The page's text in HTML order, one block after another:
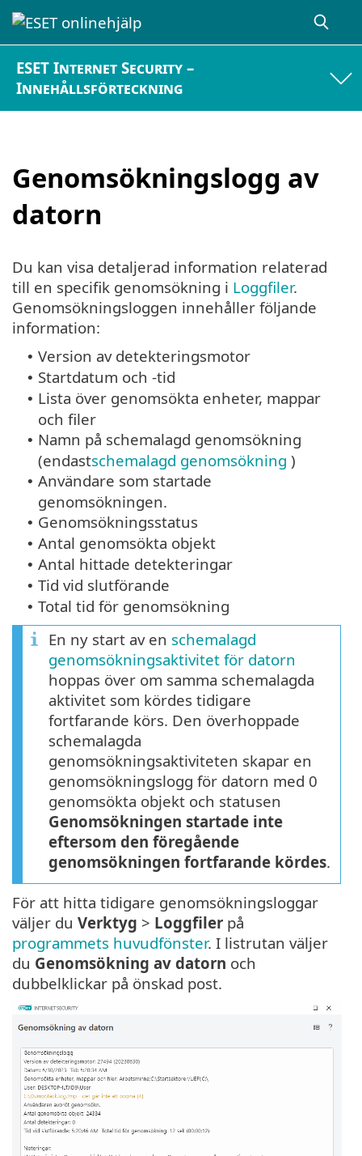
ESET Internet Security –
Innehållsförteckning
Genomsökningslogg av
datorn
Du kan visa detaljerad information relaterad
till en specifik genomsökning i Loggfiler.
Genomsökningsloggen innehåller följande
information:
• Version av detekteringsmotor
• Startdatum och -tid
• Lista över genomsökta enheter, mappar
och filer
• Namn på schemalagd genomsökning
(endastschemalagd genomsökning )
• Användare som startade
genomsökningen.
• Genomsökningsstatus
• Antal genomsökta objekt
• Antal hittade detekteringar
• Tid vid slutförande
• Total tid för genomsökning
En ny start av en schemalagd
genomsökningsaktivitet för datorn
hoppas över om samma schemalagda
aktivitet som kördes tidigare
fortfarande körs. Den överhoppade
schemalagda
genomsökningsaktiviteten skapar en
genomsökningslogg för datorn med 0
genomsökta objekt och statusen
Genomsökningen startade inte
eftersom den föregående
genomsökningen fortfarande kördes.
För att hitta tidigare genomsökningsloggar
väljer du Verktyg > Loggfiler på
programmets huvudfönster. I listrutan väljer
du Genomsökning av datorn och
dubbelklickar på önskad post.